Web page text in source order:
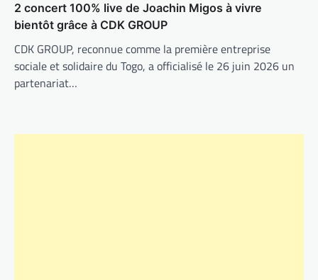
2 concert 100% live de Joachin Migos à vivre
bientôt grâce à CDK GROUP
CDK GROUP, reconnue comme la première entreprise
sociale et solidaire du Togo, a officialisé le 26 juin 2026 un
partenariat…